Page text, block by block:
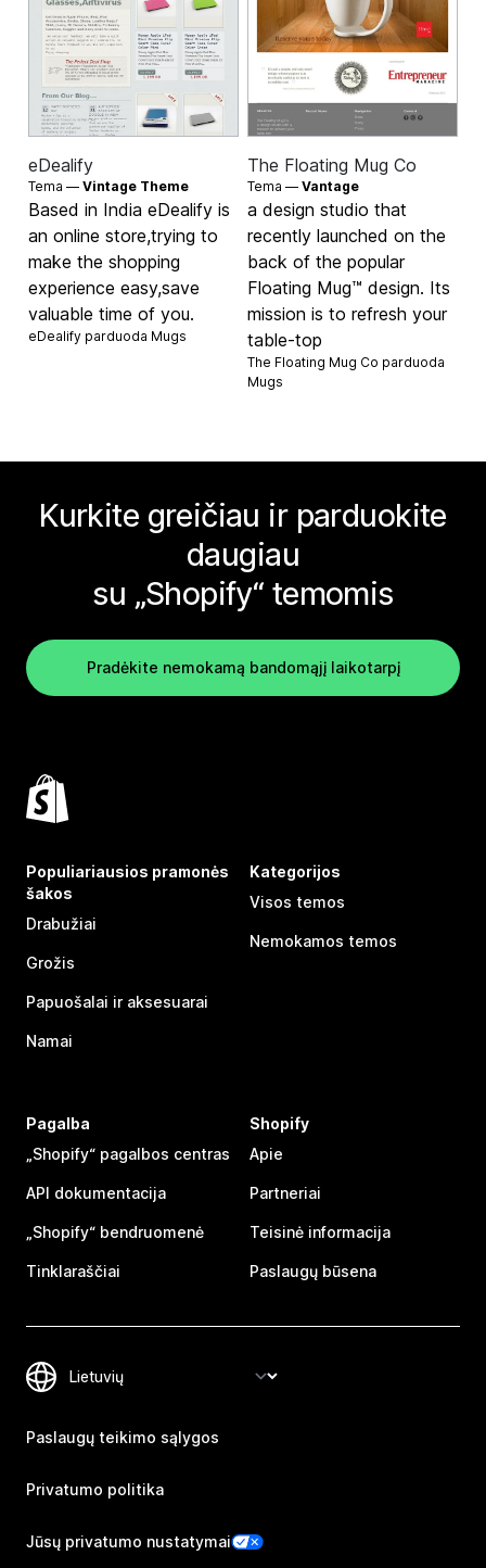
eDealify
Tema —Vintage Theme
Based in India eDealify is
an online store,trying to
make the shopping
experience easy,save
valuable time of you.
eDealify parduoda Mugs
The Floating Mug Co
Tema — Vantage
a design studio that
recently launched on the
back of the popular
Floating Mug™ design. Its
mission is to refresh your
table-top
The Floating Mug Co parduoda
Mugs
Kurkite greičiau ir parduokite
daugiau
su „Shopify“ temomis
Pradėkite nemokamą bandomąjį laikotarpį
Populiariausios pramonės
šakos
Drabužiai
Grožis
Papuošalai ir aksesuarai
Namai
Kategorijos
Visos temos
Nemokamos temos
Pagalba
„Shopify“ pagalbos centras
API dokumentacija
„Shopify“ bendruomenė
Tinklaraščiai
Shopify
Apie
Partneriai
Teisinė informacija
Paslaugų būsena
Paslaugų teikimo sąlygos
Privatumo politika
Jūsų privatumo nustatymai